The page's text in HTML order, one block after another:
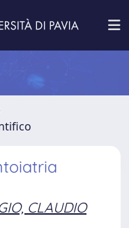
CLAUDIO